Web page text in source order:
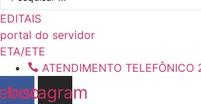
o
conteúdo
EDITAIS
portal do servidor
ETA/ETE
ATENDIMENTO
Instagram